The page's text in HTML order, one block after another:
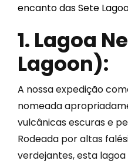
encanto das Sete
1. Lagoa
Lagoon):
A nossa expedição
nomeada
vulcânicas escuras e
Rodeada por altas
verdejantes, esta